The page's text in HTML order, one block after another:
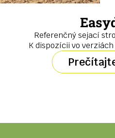
Referenčný sejací
K dispozícii vo verziách